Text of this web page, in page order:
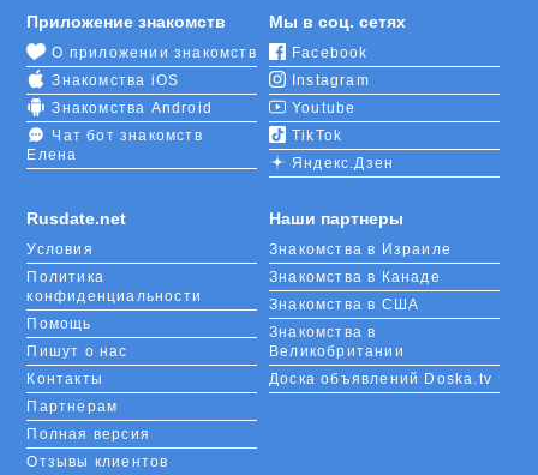
Rusdate.net
Условия
Политика
конфиденциальности
Помощь
Пишут о нас
Контакты
Партнерам
Полная версия
Отзывы клиентов
Приложение знакомств
О приложении знакомств
Знакомства iOS
Знакомства Android
Чат бот знакомств
Елена
Мы в соц. сетях
Facebook
Instagram
Youtube
TikTok
Яндекс.Дзен
Наши партнеры
Знакомства в Израиле
Знакомства в Канаде
Знакомства в США
Знакомства в
Великобритании
Доска объявлений Doska.tv